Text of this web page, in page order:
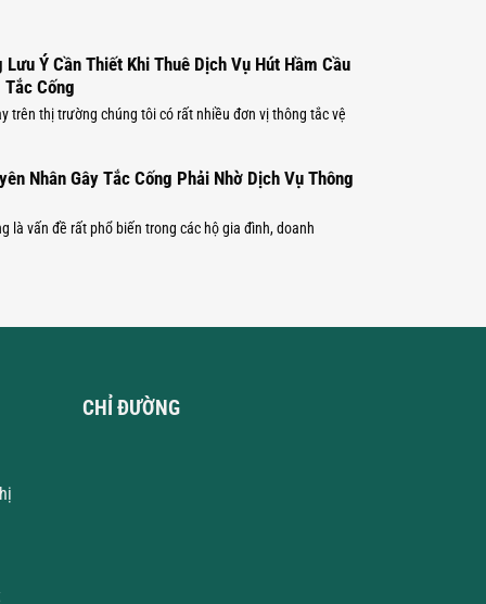
Lưu Ý Cần Thiết Khi Thuê Dịch Vụ Hút Hầm Cầu
Tắc Cống
trên thị trường chúng tôi có rất nhiều đơn vị thông tắc vệ
Nhân Gây Tắc Cống Phải Nhờ Dịch Vụ Thông
là vấn đề rất phổ biến trong các hộ gia đình, doanh
CHỈ ĐƯỜNG